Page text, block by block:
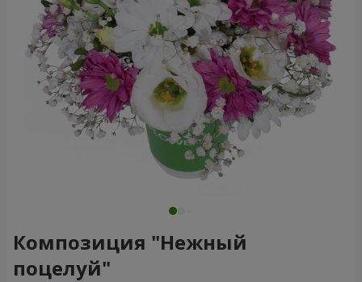
Композиция "Нежный
поцелуй"